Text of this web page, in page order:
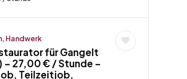
Handwerk
für Gangelt
27,00 € / Stunde –
Teilzeitjob,